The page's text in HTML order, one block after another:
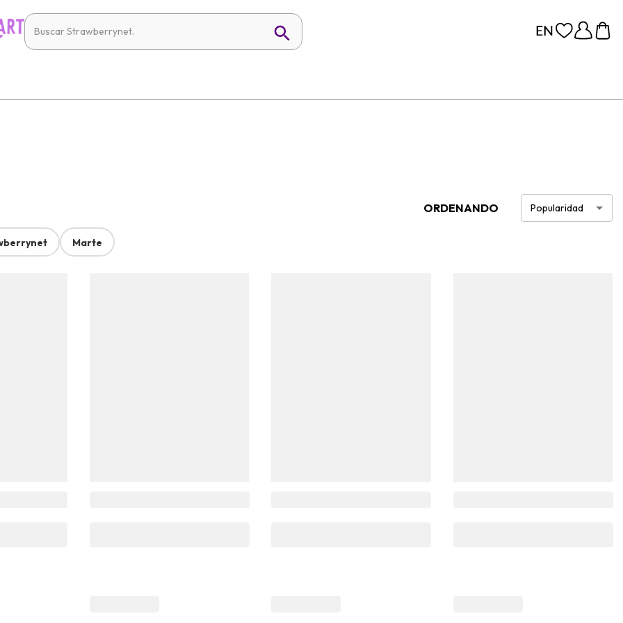
ORDENANDO Popularidad
Marte